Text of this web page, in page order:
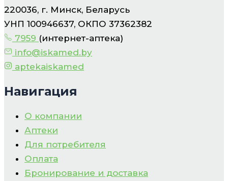
220036, г. Минск, Беларусь
УНП 100946637, ОКПО 37362382
7959 (интернет-аптека)
info@iskamed.by
aptekaiskamed
Навигация
О компании
Аптеки
Для потребителя
Оплата
Бронирование и доставка